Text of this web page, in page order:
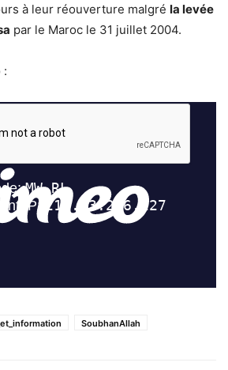
à leur réouverture malgré la levée
par le Maroc le 31 juillet 2004.
:
SoubhanAllah